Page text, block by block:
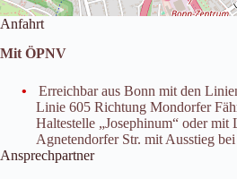
Anfahrt
Mit ÖPNV
Erreichbar aus Bonn mit den
Linie 605 Richtung Mondorfer
Haltestelle „Josephinum“ oder
Agnetendorfer Str. mit Ausstieg
Ansprechpartner